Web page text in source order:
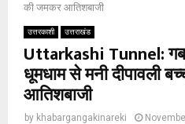
की जमकर आतिशबाजी
उत्तरकाशी उत्तराखंड
Uttarkashi Tunnel:
धूमधाम से मनी दीपावली
आतिशबाजी
by khabargangakinareki